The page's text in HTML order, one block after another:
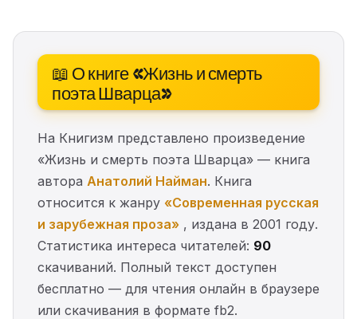
📖 О книге «Жизнь и смерть
поэта Шварца»
На Книгизм представлено произведение
«Жизнь и смерть поэта Шварца» — книга
автора Анатолий Найман. Книга
относится к жанру «Современная русская
и зарубежная проза» , издана в 2001 году.
Статистика интереса читателей: 90
скачиваний. Полный текст доступен
бесплатно — для чтения онлайн в браузере
или скачивания в формате fb2.